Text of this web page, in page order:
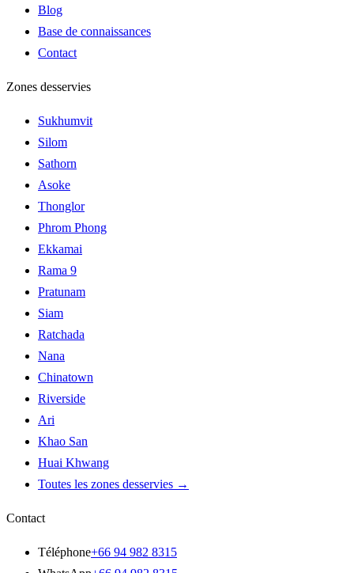
Blog
Base de connaissances
Contact
Zones desservies
Sukhumvit
Silom
Sathorn
Asoke
Thonglor
Phrom Phong
Ekkamai
Rama 9
Pratunam
Siam
Ratchada
Nana
Chinatown
Riverside
Ari
Khao San
Huai Khwang
Toutes les zones desservies →
Contact
Téléphone+66 94 982 8315